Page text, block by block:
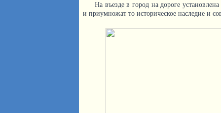
На въезде в город на дороге
и приумножат то историческое наследие и